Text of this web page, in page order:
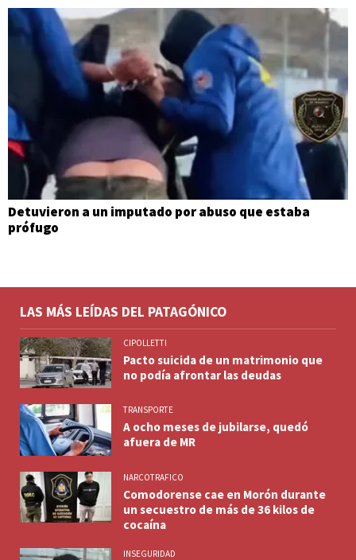
Detuvieron a un imputado por abuso que estaba
prófugo
LAS MÁS LEÍDAS DEL PATAGÓNICO
CIPOLLETTI
Pacto suicida de un matrimonio que
no podía afrontar las deudas
TRANSPORTE
A ocho meses de jubilarse, quedó
afuera de MR
NARCOTRAFICO
Comodorense cae en Morón durante
un secuestro de más de 36 kilos de
cocaína
INSEGURIDAD